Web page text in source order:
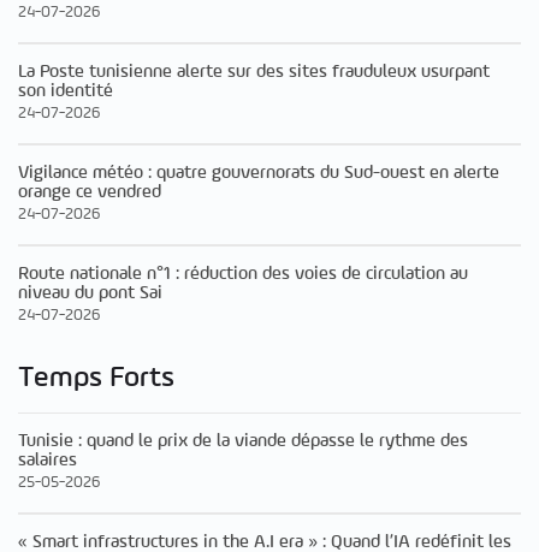
24-07-2026
La Poste tunisienne alerte sur des sites frauduleux usurpant
son identité
24-07-2026
Vigilance météo : quatre gouvernorats du Sud-ouest en alerte
orange ce vendred
24-07-2026
Route nationale n°1 : réduction des voies de circulation au
niveau du pont Sai
24-07-2026
Temps Forts
Tunisie : quand le prix de la viande dépasse le rythme des
salaires
25-05-2026
« Smart infrastructures in the A.I era » : Quand l’IA redéfinit les